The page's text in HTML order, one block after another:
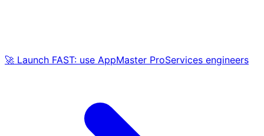
🚀 Launch FAST: use AppMaster ProServices engineers